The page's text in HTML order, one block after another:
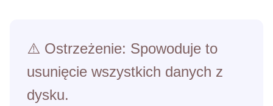
⚠️ Ostrzeżenie: Spowoduje to
usunięcie wszystkich danych z
dysku.